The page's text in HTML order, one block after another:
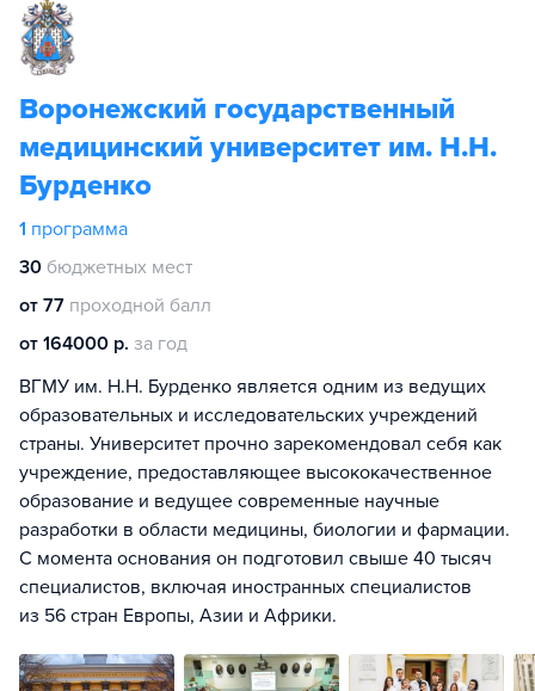
Воронежский государственный
медицинский университет им. Н.Н.
Бурденко
1 программа
30 бюджетных мест
от 77 проходной балл
от 164000 р. за год
ВГМУ им. Н.Н. Бурденко является одним из ведущих
образовательных и исследовательских учреждений
страны. Университет прочно зарекомендовал себя как
учреждение, предоставляющее высококачественное
образование и ведущее современные научные
разработки в области медицины, биологии и фармации.
С момента основания он подготовил свыше 40 тысяч
специалистов, включая иностранных специалистов
из 56 стран Европы, Азии и Африки.